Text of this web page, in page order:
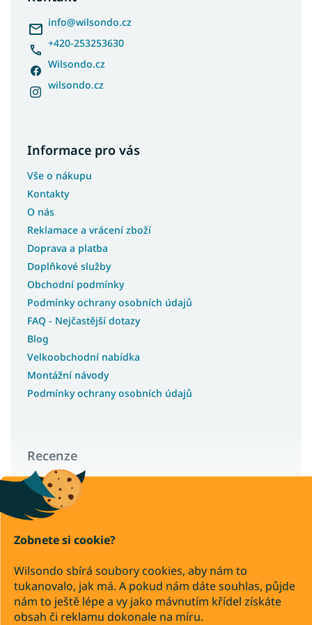
Zobnete si cookie?
Wilsondo sbírá soubory cookies, aby nám to
tukanovalo, jak má. A pokud nám dáte souhlas, půjde
nám to ještě lépe a vy jako mávnutím křídel získáte
obsah či reklamu dokonale na míru.
info@wilsondo.cz
+420-253253630
Wilsondo.cz
wilsondo.cz
Informace pro vás
Vše o nákupu
Kontakty
O nás
Reklamace a vrácení zboží
Doprava a platba
Doplňkové služby
Obchodní podmínky
Podmínky ochrany osobních údajů
FAQ - Nejčastější dotazy
Blog
Velkoobchodní nabídka
Montážní návody
Podmínky ochrany osobních údajů
Recenze
Wilsondo – recenze a zkušenosti zákazníků
Převod Dobírka
Copyright 2026
. Všechna práva vyhrazena.
Upravit nastavení cookies